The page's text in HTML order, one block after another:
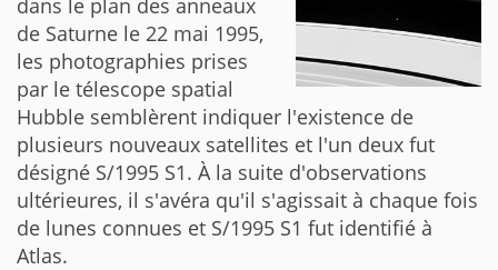
dans le plan des anneaux
de Saturne le 22 mai 1995,
les photographies prises
par le télescope spatial
Hubble semblèrent indiquer l'existence de
plusieurs nouveaux satellites et l'un deux fut
désigné S/1995 S1. À la suite d'observations
ultérieures, il s'avéra qu'il s'agissait à chaque fois
de lunes connues et S/1995 S1 fut identifié à
Atlas.